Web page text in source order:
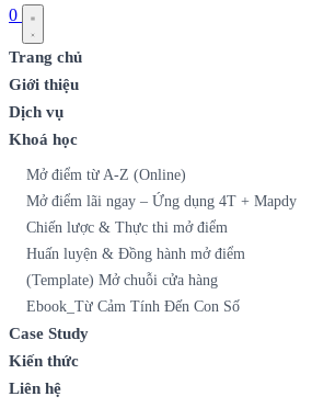
0
Trang chủ
Giới thiệu
Dịch vụ
Khoá học
Mở điểm từ A-Z (Online)
Mở điểm lãi ngay – Ứng dụng 4T + Mapdy
Chiến lược & Thực thi mở điểm
Huấn luyện & Đồng hành mở điểm
(Template) Mở chuỗi cửa hàng
Ebook_Từ Cảm Tính Đến Con Số
Case Study
Kiến thức
Liên hệ